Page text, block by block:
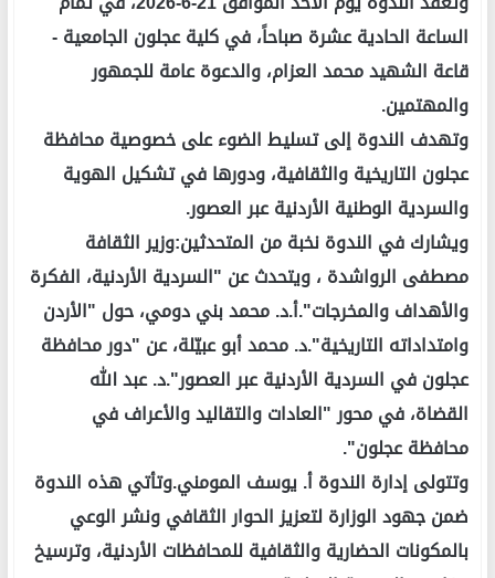
الساعة الحادية عشرة صباحاً، في كلية عجلون الجامعية -
قاعة الشهيد محمد العزام، والدعوة عامة للجمهور
والمهتمين.
وتهدف الندوة إلى تسليط الضوء على خصوصية محافظة
عجلون التاريخية والثقافية، ودورها في تشكيل الهوية
والسردية الوطنية الأردنية عبر العصور.
ويشارك في الندوة نخبة من المتحدثين:وزير الثقافة
مصطفى الرواشدة ، ويتحدث عن "السردية الأردنية، الفكرة
والأهداف والمخرجات".أ.د. محمد بني دومي، حول "الأردن
وامتداداته التاريخية".د. محمد أبو عبيّلة، عن "دور محافظة
عجلون في السردية الأردنية عبر العصور".د. عبد الله
القضاة، في محور "العادات والتقاليد والأعراف في
محافظة عجلون".
وتتولى إدارة الندوة أ. يوسف المومني.وتأتي هذه الندوة
ضمن جهود الوزارة لتعزيز الحوار الثقافي ونشر الوعي
بالمكونات الحضارية والثقافية للمحافظات الأردنية، وترسيخ